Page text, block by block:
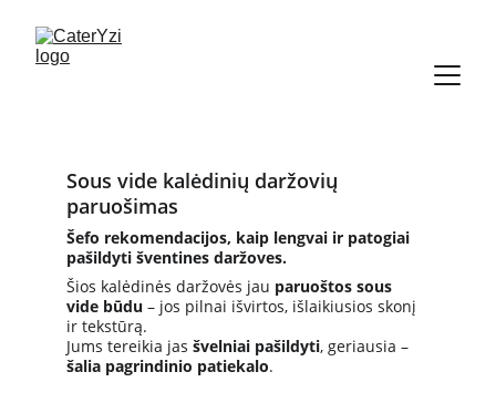
Sous vide kalėdinių daržovių
paruošimas
Šefo rekomendacijos, kaip lengvai ir patogiai
pašildyti šventines daržoves.
Šios kalėdinės daržovės jau paruoštos sous
vide būdu – jos pilnai išvirtos, išlaikiusios skonį
ir tekstūrą.
Jums tereikia jas švelniai pašildyti, geriausia –
šalia pagrindinio patiekalo.